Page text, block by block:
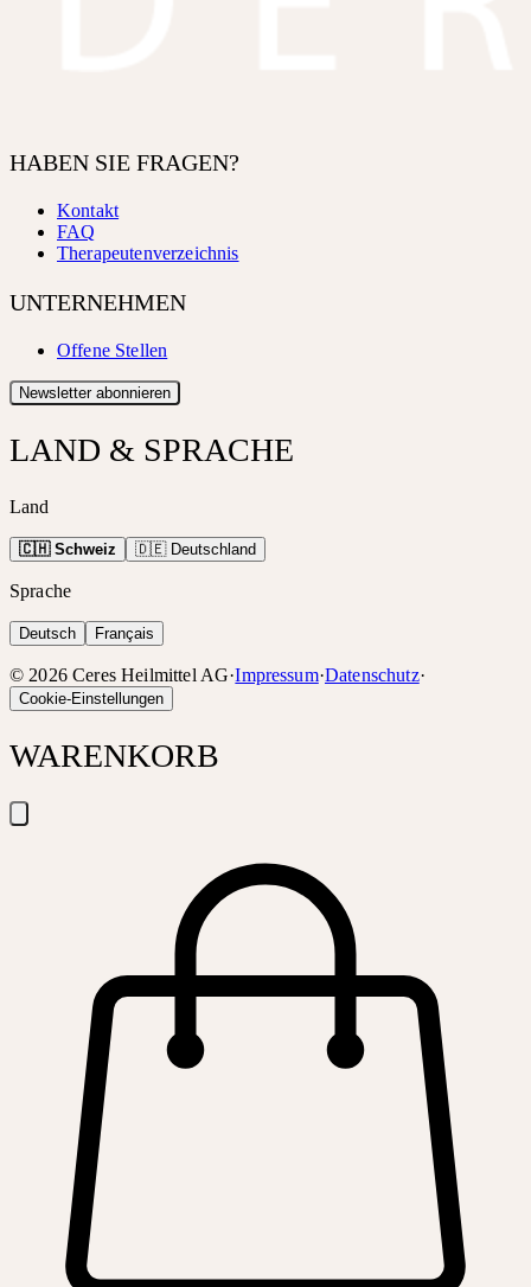
HABEN SIE FRAGEN?
Kontakt
FAQ
Therapeutenverzeichnis
UNTERNEHMEN
Offene Stellen
Newsletter abonnieren
LAND & SPRACHE
Land
🇨🇭 Schweiz 🇩🇪 Deutschland
Sprache
Deutsch Français
© 2026 Ceres Heilmittel AG·Impressum·Datenschutz·
Cookie-Einstellungen
WARENKORB